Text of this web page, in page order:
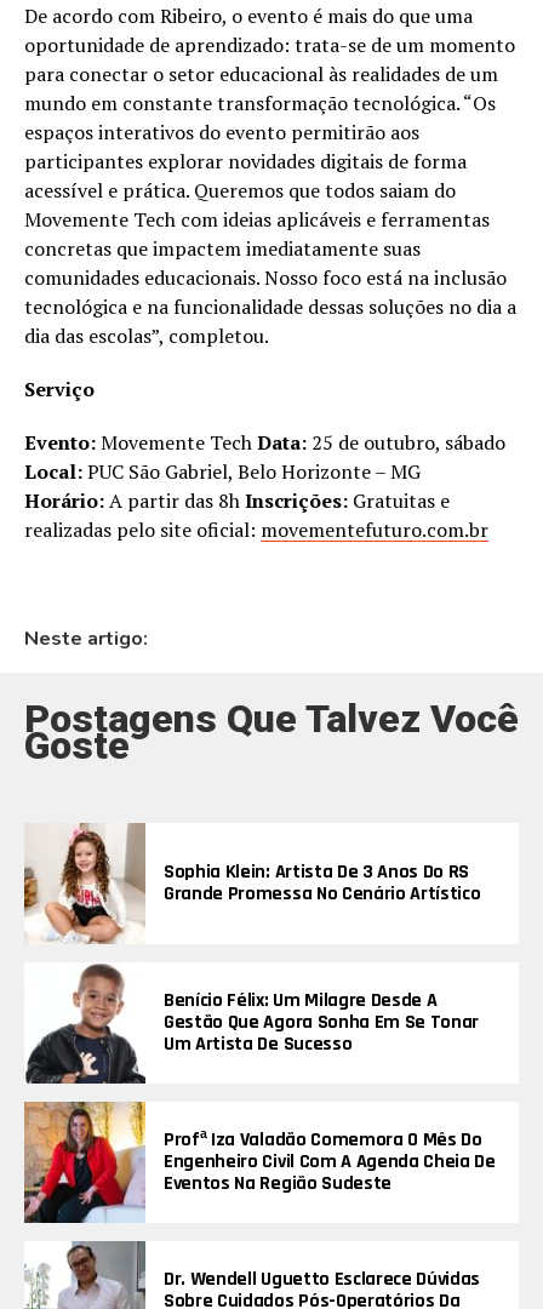
De acordo com Ribeiro, o evento é mais do que uma
oportunidade de aprendizado: trata-se de um momento
para conectar o setor educacional às realidades de um
mundo em constante transformação tecnológica. “Os
espaços interativos do evento permitirão aos
participantes explorar novidades digitais de forma
acessível e prática. Queremos que todos saiam do
Movemente Tech com ideias aplicáveis e ferramentas
concretas que impactem imediatamente suas
comunidades educacionais. Nosso foco está na inclusão
tecnológica e na funcionalidade dessas soluções no dia a
dia das escolas”, completou.
Serviço
Evento:Movemente TechData: 25 de outubro, sábado
Local:PUC São Gabriel, Belo Horizonte – MG
Horário:A partir das 8hInscrições: Gratuitas e
realizadas pelo site oficial: movementefuturo.com.br
Neste artigo:
Postagens Que Talvez Você
Goste
Sophia Klein: Artista De 3 Anos Do RS
Grande Promessa No Cenário Artístico
Benício Félix: Um Milagre Desde A
Gestão Que Agora Sonha Em Se Tonar
Um Artista De Sucesso
Profª Iza Valadão Comemora O Mês Do
Engenheiro Civil Com A Agenda Cheia De
Eventos Na Região Sudeste
Dr. Wendell Uguetto Esclarece Dúvidas
Sobre Cuidados Pós-Operatórios Da